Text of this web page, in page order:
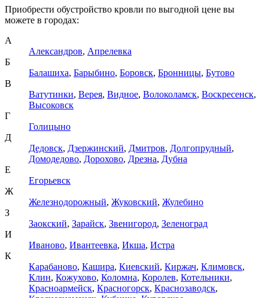
Приобрести обустройство кровли по выгодной цене вы
можете в городах:
А
Александров, Апрелевка
Б
Балашиха, Барыбино, Боровск, Бронницы, Бутово
В
Ватутинки, Верея, Видное, Волоколамск, Воскресенск,
Высоковск
Г
Голицыно
Д
Дедовск, Дзержинский, Дмитров, Долгопрудный,
Домодедово, Дорохово, Дрезна, Дубна
Е
Егорьевск
Ж
Железнодорожный, Жуковский, Жулебино
З
Заокский, Зарайск, Звенигород, Зеленоград
И
Иваново, Ивантеевка, Икша, Истра
К
Карабаново, Кашира, Киевский, Киржач, Климовск,
Клин, Кожухово, Коломна, Королев, Котельники,
Красноармейск, Красногорск, Краснозаводск,